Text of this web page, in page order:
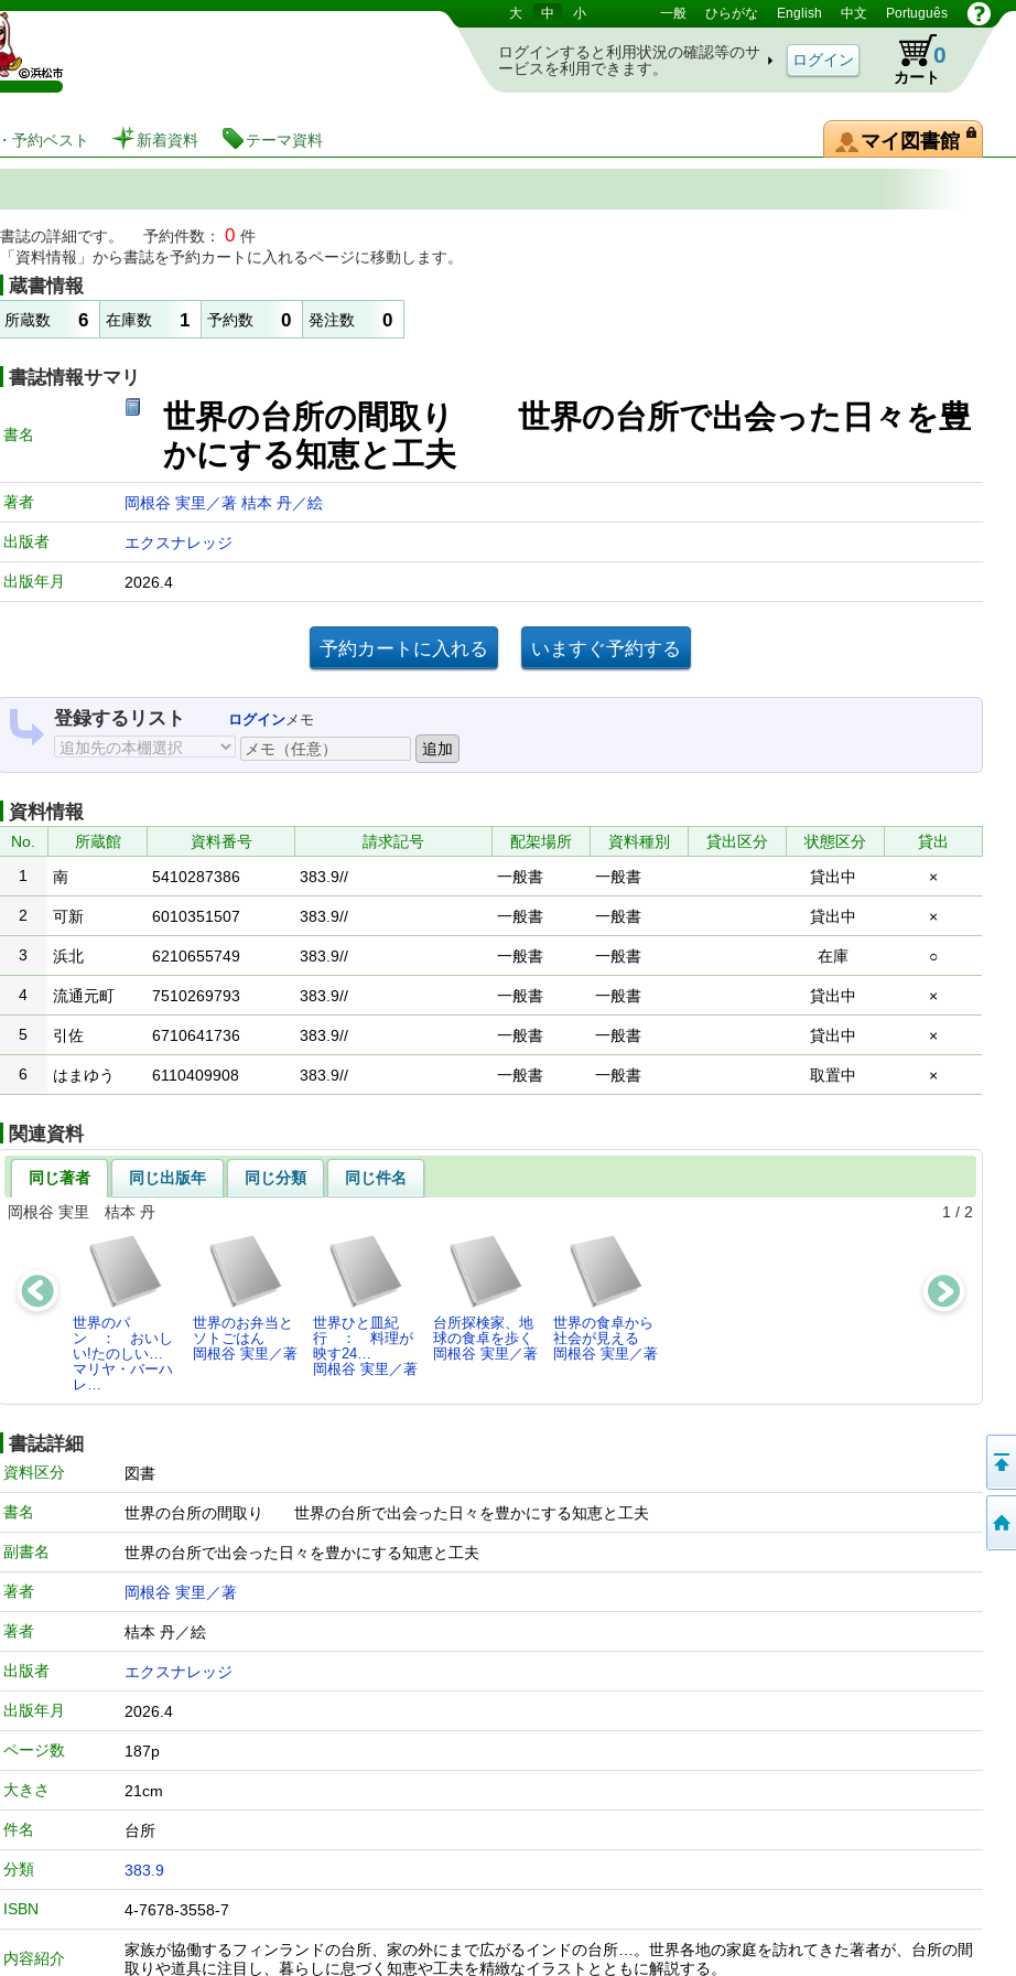
図書館 蔵書検索・予約システム 大 中 小 一般 ひらがな English 中文 Português
ログインすると利用状況の確認等のサ
ービスを利用できます。
カート
0
予約ベスト 新着資料 テーマ資料 マイ図書館
書誌の詳細です。 予約件数： 0 件
「資料情報」から書誌を予約カートに入れるページに移動します。
蔵書情報
所蔵数 6 在庫数 1 予約数 0 発注数 0
書誌情報サマリ
書名
世界の台所の間取り 世界の台所で出会った日々を豊
かにする知恵と工夫
著者 岡根谷 実里／著 桔本 丹／絵
出版者 エクスナレッジ
出版年月 2026.4
登録するリスト ログインメモ
資料情報
No. 所蔵館 資料番号 請求記号 配架場所 資料種別 貸出区分 状態区分
貸出
1
南 5410287386 383.9// 一般書 一般書 貸出中 ×
2 可新 6010351507 383.9// 一般書 一般書 貸出中 ×
3 浜北 6210655749 383.9// 一般書 一般書 在庫 ○
4 流通元町 7510269793 383.9// 一般書 一般書 貸出中 ×
5 引佐 6710641736 383.9// 一般書 一般書 貸出中 ×
6 はまゆう 6110409908 383.9// 一般書 一般書 取置中 ×
関連資料
同じ著者 同じ出版年 同じ分類
同じ件名
岡根谷 実里 桔本 丹
1 / 2
世界のパ
ン ： おいし
い!たのしい…
マリヤ・バーハ
レ…
世界のお弁当と
ソトごはん
岡根谷 実里／著
世界ひと皿紀
行 ： 料理が
映す24…
岡根谷 実里／著
台所探検家、地
球の食卓を歩く
岡根谷 実里／著
世界の食卓から
社会が見える
岡根谷 実里／著
書誌詳細
資料区分 図書
書名 世界の台所の間取り 世界の台所で出会った日々を豊かにする知恵と工夫
副書名 世界の台所で出会った日々を豊かにする知恵と工夫
著者 岡根谷 実里／著
著者 桔本 丹／絵
出版者 エクスナレッジ
出版年月 2026.4
ページ数 187p
大きさ 21cm
件名 台所
分類 383.9
ISBN 4-7678-3558-7
内容紹介
家族が協働するフィンランドの台所、家の外にまで広がるインドの台所…。世界各地の家庭を訪れてきた著者が、台所の間
取りや道具に注目し、暮らしに息づく知恵や工夫を精緻なイラストとともに解説する。